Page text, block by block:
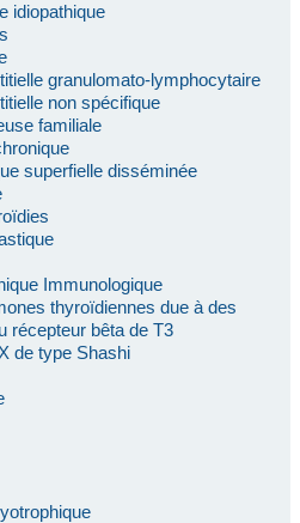
idiopathique
granulomato-lymphocytaire
non spécifique
familiale
superfielle disséminée
Immunologique
thyroïdiennes due à des
récepteur bêta de T3
de type Shashi